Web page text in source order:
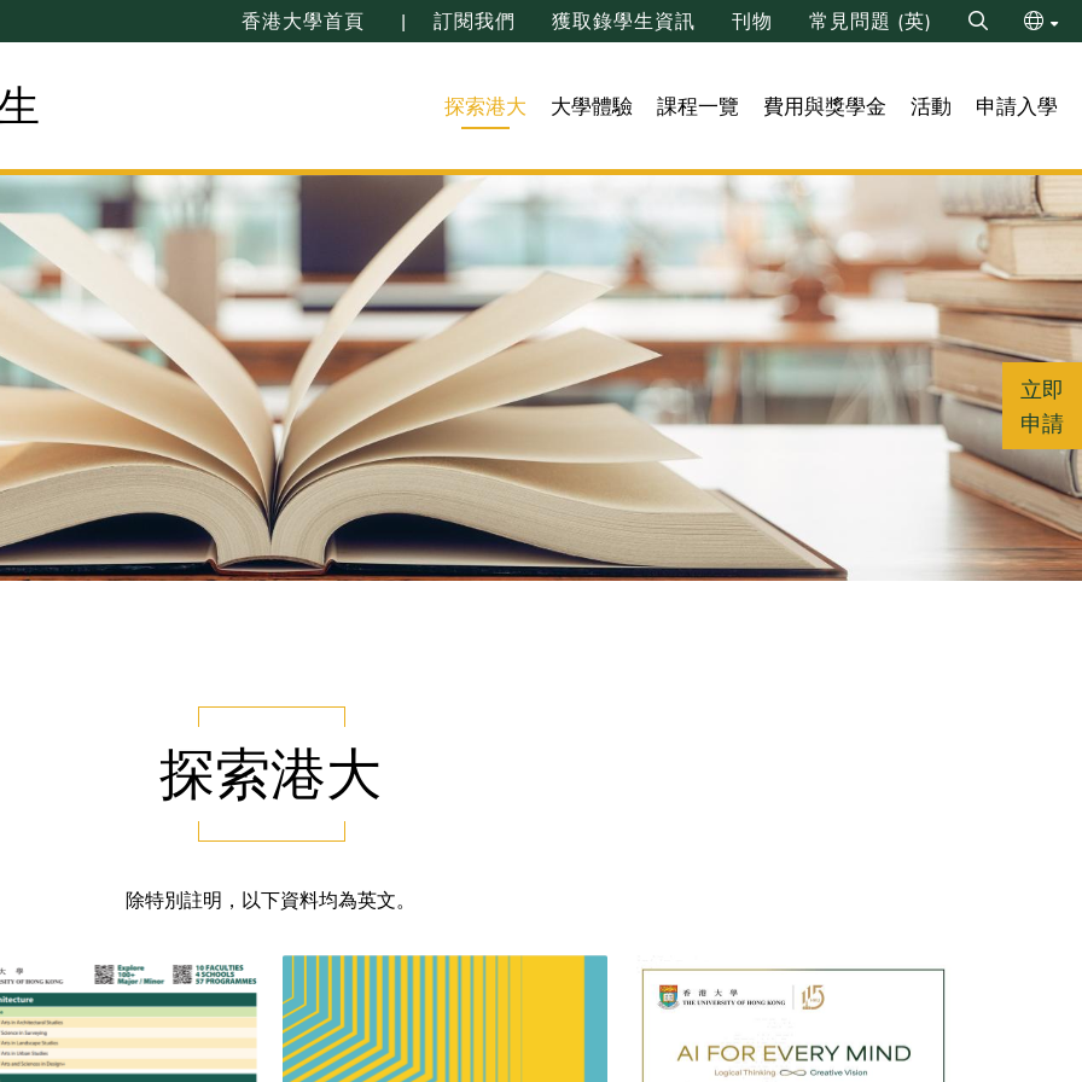
香港大學首頁 訂閱我們 獲取錄學生資訊 刊物 常見問題 (英)
Search
简
探索港大 大學體驗 課程一覽 費用與獎學金 活動 申請入學
探索港大
除特別註明，以下資料均為英文。
立即
申請